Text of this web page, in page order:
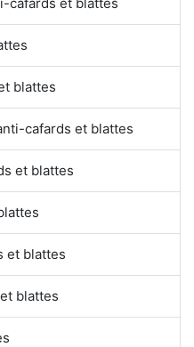
blattes
cafards et blattes
et blattes
et blattes
blattes